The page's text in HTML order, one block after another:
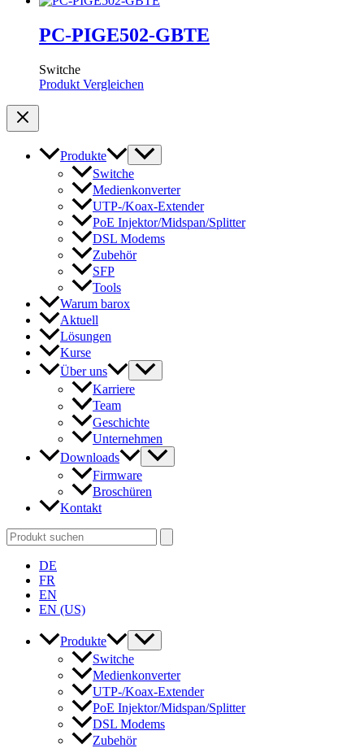
PC-PIGE502-GBTE
Switche
Produkt Vergleichen
Produkte
Switche
Medienkonverter
UTP-/Koax-Extender
PoE Injektor/Midspan/Splitter
DSL Modems
Zubehör
SFP
Tools
Warum barox
Aktuell
Lösungen
Kurse
Über uns
Karriere
Team
Geschichte
Unternehmen
Downloads
Firmware
Broschüren
Kontakt
Search
for:
DE
FR
EN
EN (US)
Produkte
Switche
Medienkonverter
UTP-/Koax-Extender
PoE Injektor/Midspan/Splitter
DSL Modems
Zubehör